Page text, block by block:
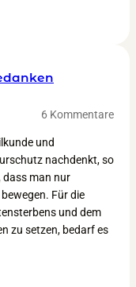
6 Kommentare
und
nachdenkt, so
dass man nur
Für die
und dem
zu setzen, bedarf es